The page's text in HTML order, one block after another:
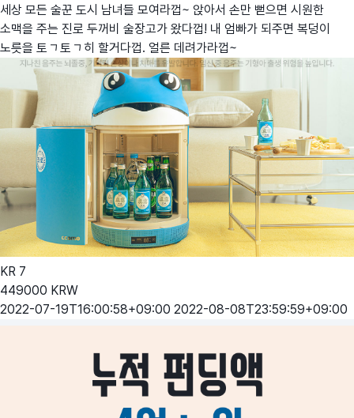
세상 모든 술꾼 도시 남녀들 모여라껍~ 앉아서 손만 뻗으면 시원한
소맥을 주는 진로 두꺼비 술장고가 왔다껍! 내 엄빠가 되주면 복덩이
노릇을 톡톡히 할거다껍. 얼른 데려가라껍~
KR 7
449000 KRW
2022-07-19T16:00:58+09:00 2022-08-08T23:59:59+09:00